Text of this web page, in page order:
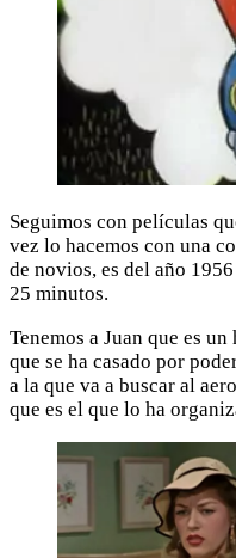
Seguimos con películas
vez lo hacemos con una
de novios, es del año
25 minutos.
Tenemos a Juan que es
que se ha casado por
a la que va a buscar al
que es el que lo ha